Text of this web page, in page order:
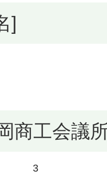
]
商工会議
3